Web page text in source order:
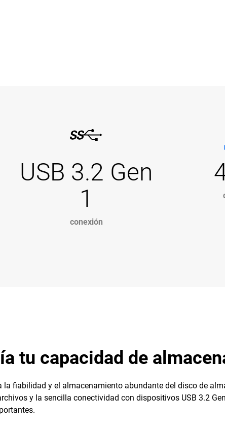
USB 3.2 Gen
1
conexión
tu capacidad de
la fiabilidad y el almacenamiento abundante del disco de
y la sencilla conectividad con dispositivos USB 3.2